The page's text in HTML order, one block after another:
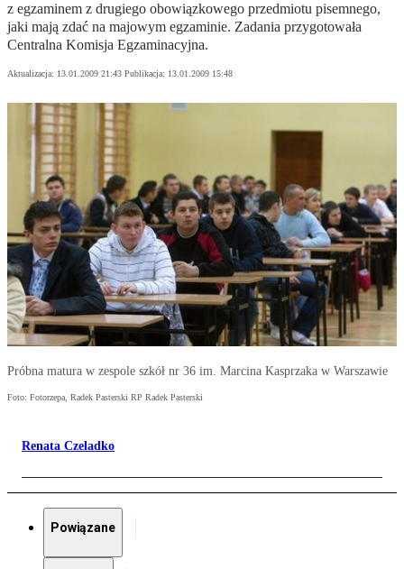
z egzaminem z drugiego obowiązkowego przedmiotu pisemnego,
jaki mają zdać na majowym egzaminie. Zadania przygotowała
Centralna Komisja Egzaminacyjna.
Aktualizacja: 13.01.2009 21:43 Publikacja: 13.01.2009 15:48
Próbna matura w zespole szkół nr 36 im. Marcina Kasprzaka w Warszawie
Foto: Fotorzepa, Radek Pasterski RP Radek Pasterski
Renata Czeladko
Powiązane